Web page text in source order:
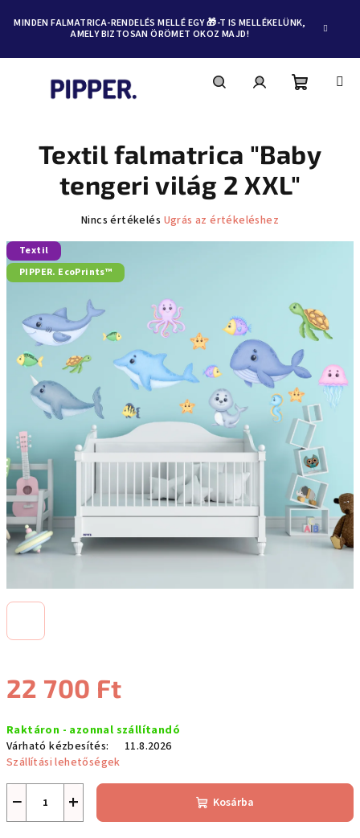
tartalomhoz
MINDEN FALMATRICA-RENDELÉS MELLÉ EGY 🎁-T IS MELLÉKELÜNK,
AMELY BIZTOSAN ÖRÖMET OKOZ MAJD!
22 700 Ft
Raktáron - azonnal szállítandó
Várható kézbesítés:
11.8.2026
Szállítási lehetőségek
+
− Kosárba
Textil falmatrica "Baby
tengeri világ 2 XXL"
A
értékelése
5-
ből
0,0
csillag.
Nincs értékelés Ugrás az értékeléshez
Textil
PIPPER. EcoPrints™